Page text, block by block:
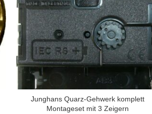
ZUM PRODUKT
Junghans Quarz-Gehwerk komplett
Montageset mit 3 Zeigern